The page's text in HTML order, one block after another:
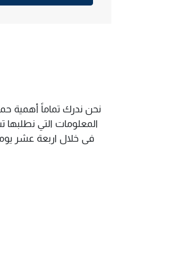
نحن ندرك تماماً أهمية
المعلومات التي
فى خلال اربعة عشر